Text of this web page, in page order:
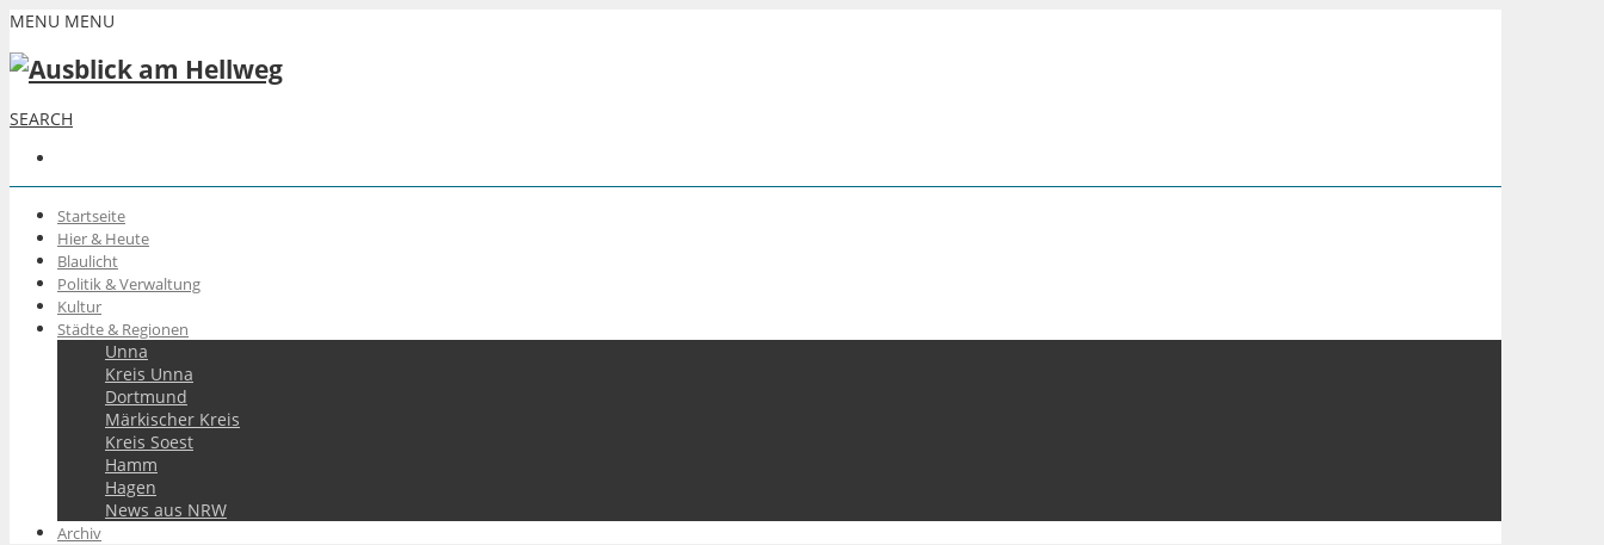
MENU MENU
SEARCH
Startseite
Hier & Heute
Blaulicht
Politik & Verwaltung
Kultur
Städte & Regionen
Unna
Kreis Unna
Dortmund
Märkischer Kreis
Kreis Soest
Hamm
Hagen
News aus NRW
Archiv